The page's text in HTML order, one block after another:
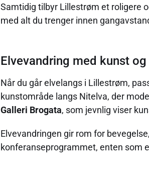
Samtidig tilbyr Lillestrøm et roligere
med alt du trenger innen
Elvevandring med kunst
Når du går elvelangs i Lillestrøm,
kunstområde langs Nitelva, der
Galleri Brogata, som jevnlig viser
Elvevandringen gir rom for
konferanseprogrammet, enten som